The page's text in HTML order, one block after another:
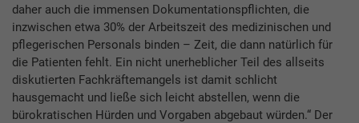
daher auch die immensen Dokumentationspflichten, die
inzwischen etwa 30% der Arbeitszeit des medizinischen und
pflegerischen Personals binden – Zeit, die dann natürlich für
die Patienten fehlt. Ein nicht unerheblicher Teil des allseits
diskutierten Fachkräftemangels ist damit schlicht
hausgemacht und ließe sich leicht abstellen, wenn die
bürokratischen Hürden und Vorgaben abgebaut würden.“ Der